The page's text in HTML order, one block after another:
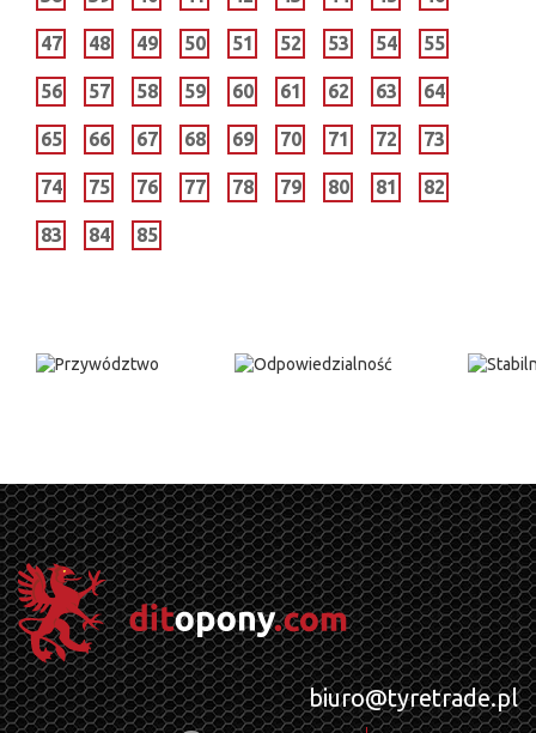
47 48 49 50 51 52 53 54 55
56 57 58 59 60 61 62 63 64
65 66 67 68 69 70 71 72 73
74 75 76 77 78 79 80 81 82
83 84 85
biuro@tyretrade.pl